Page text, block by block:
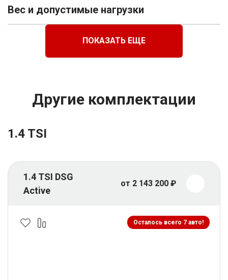
Вес и допустимые нагрузки
ПОКАЗАТЬ ЕЩЕ
Другие комплектации
1.4 TSI
1.4 TSI DSG
Active
от 2 143 200 ₽
Осталось всего 7 авто!